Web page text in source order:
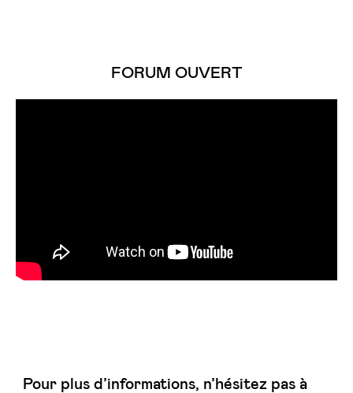
FORUM OUVERT
Pour plus d’informations, n’hésitez pas à